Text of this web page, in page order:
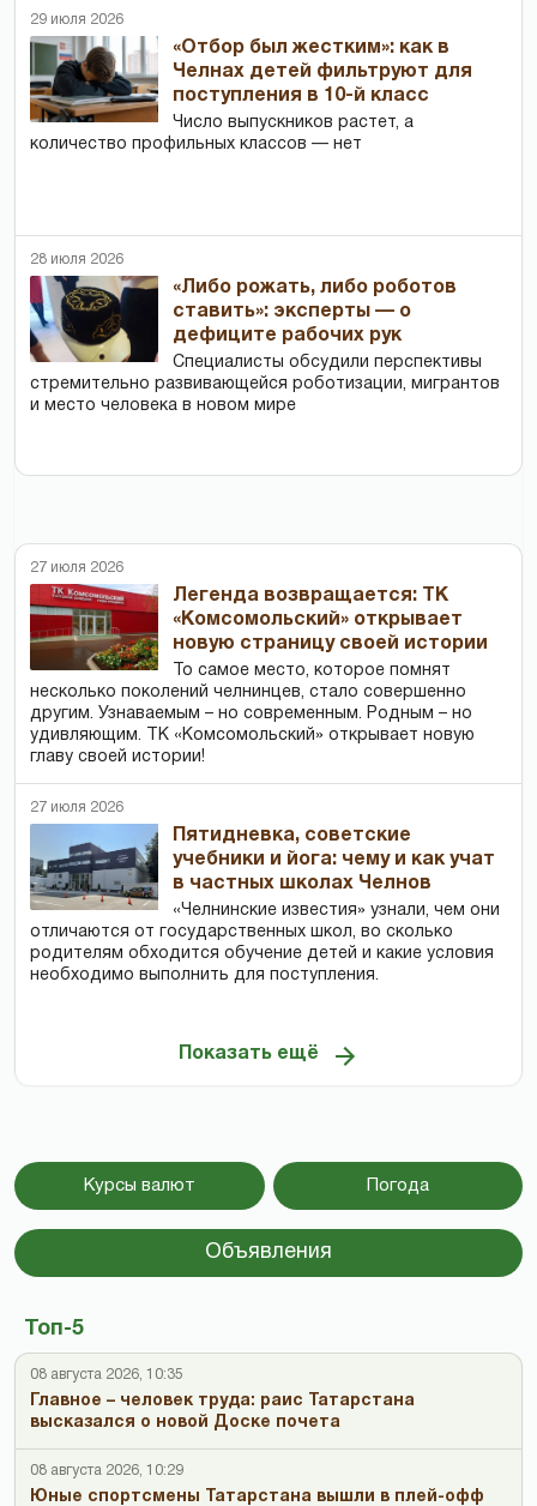
29 июля 2026
«Отбор был жестким»: как в
Челнах детей фильтруют для
поступления в 10-й класс
Число выпускников растет, а
количество профильных классов — нет
28 июля 2026
«Либо рожать, либо роботов
ставить»: эксперты — о
дефиците рабочих рук
Специалисты обсудили перспективы
стремительно развивающейся роботизации, мигрантов
и место человека в новом мире
27 июля 2026
Легенда возвращается: ТК
«Комсомольский» открывает
новую страницу своей истории
То самое место, которое помнят
несколько поколений челнинцев, стало совершенно
другим. Узнаваемым – но современным. Родным – но
удивляющим. ТК «Комсомольский» открывает новую
главу своей истории!
27 июля 2026
Пятидневка, советские
учебники и йога: чему и как учат
в частных школах Челнов
«Челнинские известия» узнали, чем они
отличаются от государственных школ, во сколько
родителям обходится обучение детей и какие условия
необходимо выполнить для поступления.
Показать ещё
Курсы валют Погода
Объявления
Топ-5
08 августа 2026, 10:35
Главное – человек труда: раис Татарстана
высказался о новой Доске почета
08 августа 2026, 10:29
Юные спортсмены Татарстана вышли в плей-офф